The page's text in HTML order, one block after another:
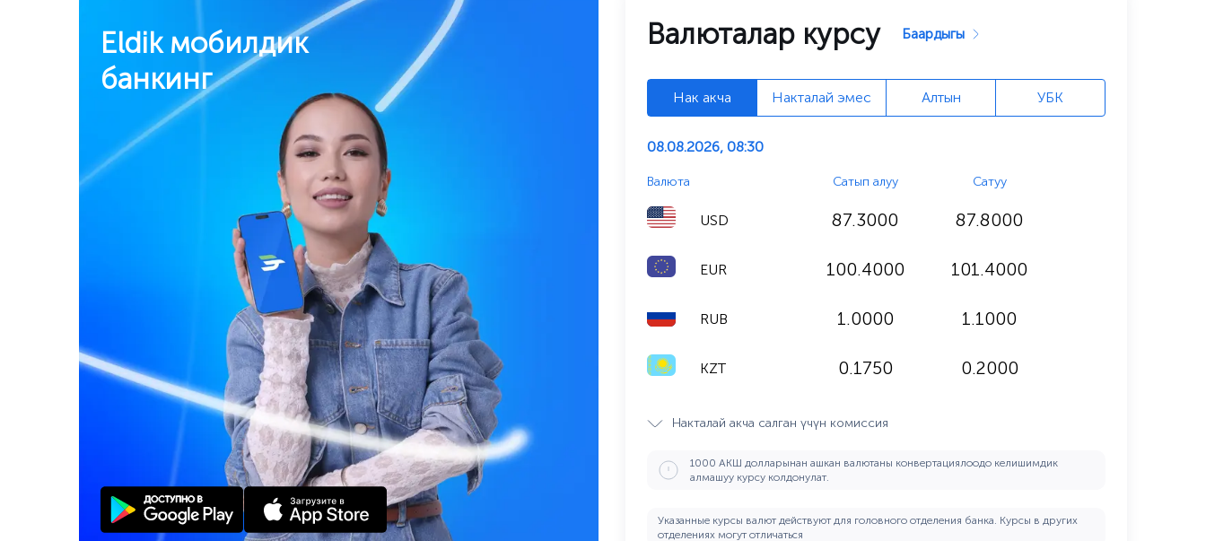
Eldik мобилдик
банкинг
Валюталар курсу Баардыгы
Нак акча Накталай эмес Алтын УБК
08.08.2026, 08:30
Валюта Cатып алуу Cатуу
USD 87.3000 87.8000
EUR 100.4000 101.4000
RUB 1.0000 1.1000
KZT 0.1750 0.2000
Накталай акча салган үчүн комиссия
1000 АКШ долларынан ашкан валютаны конвертациялоодо келишимдик
алмашуу курсу колдонулат.
Указанные курсы валют действуют для головного отделения банка. Курсы в других
отделениях могут отличаться